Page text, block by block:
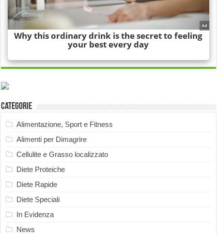
Categorie
Alimentazione, Sport e Fitness
Alimenti per Dimagrire
Cellulite e Grasso localizzato
Diete Proteiche
Diete Rapide
Diete Speciali
In Evidenza
News